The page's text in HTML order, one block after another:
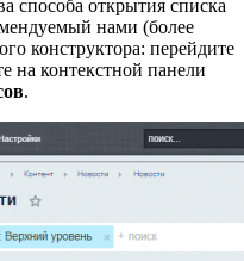
способа открытия списка
нами (более
конструктора: перейдите
на контекстной панели
.